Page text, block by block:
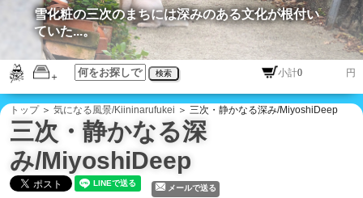
検索 円
雪化粧の三次のまちには深みのある文化が根付い
ていた...。
トップ＞ 気になる風景/Kiininarufukei ＞ 三次・静かなる深み/MiyoshiDeep
三次・静かなる深
み/MiyoshiDeep
メールで送る